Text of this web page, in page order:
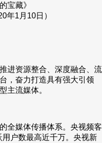
宝藏》
年1月10日）
资源整合、深度融合、流
，奋力打造具有强大引领
主流媒体。
媒体传播体系。央视频客
户数最高近千万。央视新